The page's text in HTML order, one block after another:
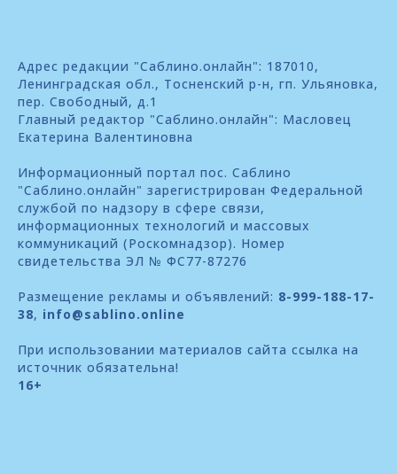
Адрес редакции "Саблино.онлайн": 187010,
Ленинградская обл., Тосненский р-н, гп. Ульяновка,
пер. Свободный, д.1
Главный редактор "Саблино.онлайн": Масловец
Екатерина Валентиновна
Информационный портал пос. Саблино
"Саблино.онлайн" зарегистрирован Федеральной
службой по надзору в сфере связи,
информационных технологий и массовых
коммуникаций (Роскомнадзор). Номер
свидетельства ЭЛ № ФС77-87276
Размещение рекламы и объявлений: 8-999-188-17-
38, info@sablino.online
При использовании материалов сайта ссылка на
источник обязательна!
16+